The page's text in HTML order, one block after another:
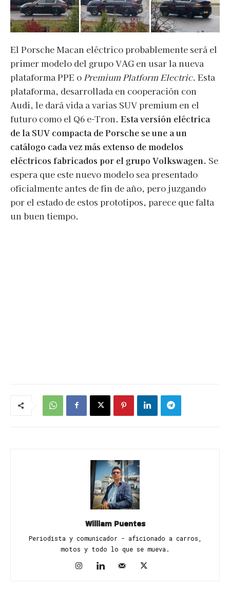
El Porsche Macan eléctrico probablemente será el
primer modelo del grupo VAG en usar la nueva
plataforma PPE o Premium Platform Electric. Esta
plataforma, desarrollada en cooperación con
Audi, le dará vida a varias SUV premium en el
futuro como el Q6 e-Tron. Esta versión eléctrica
de la SUV compacta de Porsche se une a un
catálogo cada vez más extenso de modelos
eléctricos fabricados por el grupo Volkswagen. Se
espera que este nuevo modelo sea presentado
oficialmente antes de fin de año, pero juzgando
por el estado de estos prototipos, parece que falta
un buen tiempo.
William Puentes
Periodista y comunicador - aficionado a carros,
motos y todo lo que se mueva.